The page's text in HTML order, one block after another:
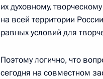
Рабочая встреча с
1 октября 2014 года, 15:00
их духовному,
на всей территории
равных условий для
Поэтому логично, что
сегодня на совместном